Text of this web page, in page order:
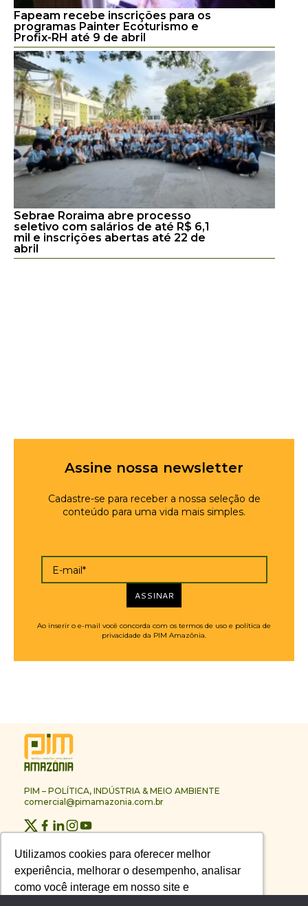
Utilizamos cookies para oferecer melhor
experiência, melhorar o desempenho, analisar
como você interage em nosso site e
Utilizamos cookies para oferecer melhor
experiência, melhorar o desempenho, analisar
como você interage em nosso site e
Fapeam recebe inscrições para os
programas Painter Ecoturismo e
Profix-RH até 9 de abril
Sebrae Roraima abre processo
seletivo com salários de até R$ 6,1
mil e inscrições abertas até 22 de
abril
Assine nossa newsletter
Cadastre-se para receber a nossa seleção de
conteúdo para uma vida mais simples.
E-mail*
ASSINAR
Ao inserir o e-mail você concorda com os termos de uso e política de
privacidade da PIM Amazônia.
PIM – POLÍTICA, INDÚSTRIA & MEIO AMBIENTE
comercial@pimamazonia.com.br
Contato
Publicidade
Melhores Empresas